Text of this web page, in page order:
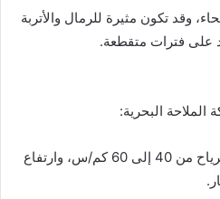
وقد تكون مثيرة للرمال والأتربة
فترات متقطعة.
البحرية:
البحر المتوسط: سرعة الرياح من 40 إلى 60 كم/س، وارتفاع